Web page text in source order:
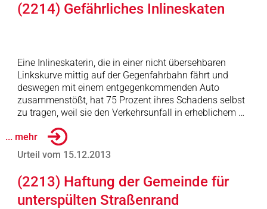
(2214) Gefährliches Inlineskaten
Eine Inlineskaterin, die in einer nicht übersehbaren
Linkskurve mittig auf der Gegenfahrbahn fährt und
deswegen mit einem entgegenkommenden Auto
zusammenstößt, hat 75 Prozent ihres Schadens selbst
zu tragen, weil sie den Verkehrsunfall in erheblichem …
... mehr
Urteil vom 15.12.2013
(2213) Haftung der Gemeinde für
unterspülten Straßenrand